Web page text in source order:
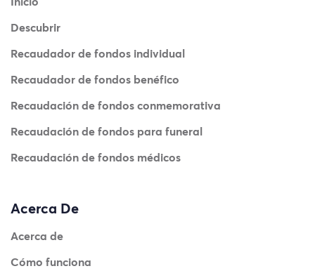
Descubrir
Recaudador de fondos individual
Recaudador de fondos benéfico
Recaudación de fondos conmemorativa
Recaudación de fondos para funeral
Recaudación de fondos médicos
Acerca De
Acerca de
Cómo funciona